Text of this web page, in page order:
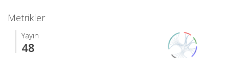
Metrikler
Yayın
48